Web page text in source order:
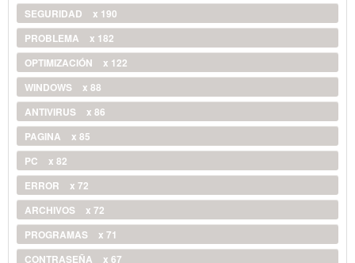
SEGURIDAD
x 190
PROBLEMA
x 182
OPTIMIZACIÓN
x 122
WINDOWS
x 88
ANTIVIRUS
x 86
PAGINA
x 85
PC
x 82
ERROR
x 72
ARCHIVOS
x 72
PROGRAMAS
x 71
CONTRASEÑA
x 67